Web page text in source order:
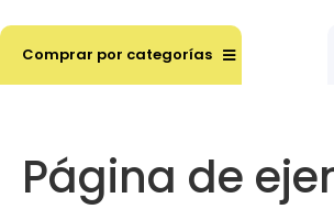
Comprar por categorías
Página de